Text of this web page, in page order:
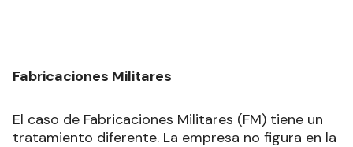
Fabricaciones Militares
El caso de Fabricaciones Militares (FM) tiene un
tratamiento diferente. La empresa no figura en la